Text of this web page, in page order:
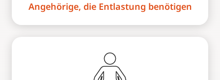
Angehörige, die Entlastung benötigen